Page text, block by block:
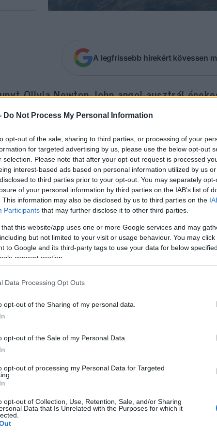
Do Not Process My Personal Information
opt-out of the sale, sharing to third parties, or processing of your
for targeted advertising by us, please use the below opt-out
selection. Please note that after your opt-out request is processed
interest-based ads based on personal information utilized by us
to third parties prior to your opt-out. You may separately
of your personal information by third parties on the IAB’s list of
This information may also be disclosed by us to third parties on the
Participants that may further disclose it to other third parties.
that this website/app uses one or more Google services and may
but not limited to your visit or usage behaviour. You may
to Google and its third-party tags to use your data for below
consent section.
Data Processing Opt Outs
opt-out of the Sharing of my personal data.
opt-out of the Sale of my Personal Data.
opt-out of processing my Personal Data for Targeted
opt-out of Collection, Use, Retention, Sale, and/or Sharing
Data that Is Unrelated with the Purposes for which it
A legfrissebb hírekért kövessen
Olivia Newton-John angol-ausztrál
sztárja hétfőn – közölte családja.
John 73 éves volt, a tájékoztatás szerint
farmján. A négyszeres Grammy-díjas
harmadszorra is rákot diagnosztizáltak nála.
dalai közé tartozik a Banks of the
Me Know, az I Honestly Love You, a You’re
Legismertebb filmszerepei Sandy Olsson
ben és Kira az 1980-ban bemutatott Xanadu
John 1948-ban született Cambridge-ben, az
nagyapja, a zsidó származású
volt, aki a második világháború előtt
Németországból Nagy-
John anyai nagyanyja apai ágon szintén
Ben Elton komikus harmadfokú
jogász volt, anyai dédnagyanyja apja